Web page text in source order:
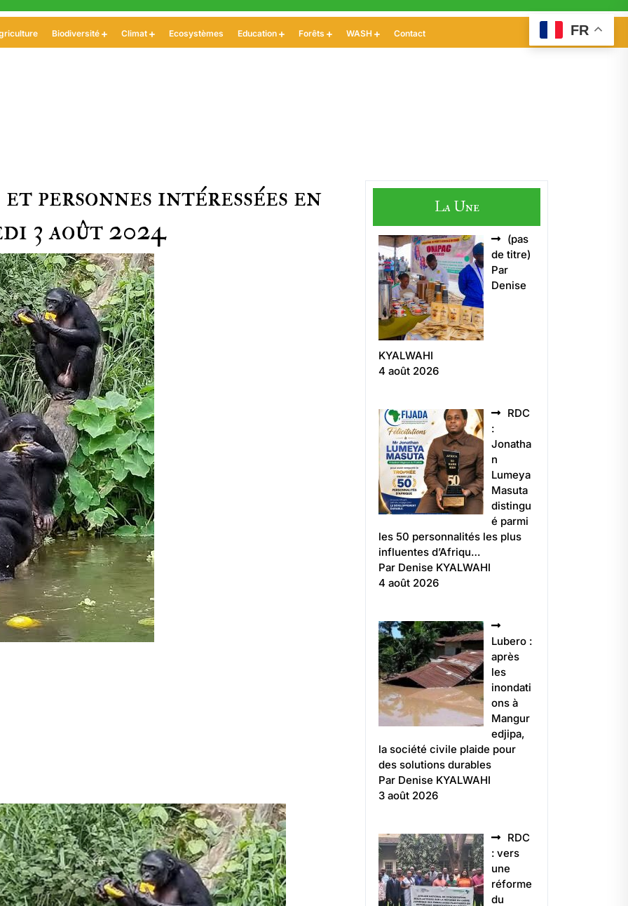
Biodiversité Climat Ecosystèmes Education Forêts WASH Contact
personnes intéressées en
3 août 2024
La Une
(pas
de titre)
Par
Denise
KYALWAHI
4 août 2026
RDC
:
Jonatha
n
Lumeya
Masuta
distingu
é parmi
les 50 personnalités les plus
influentes d’Afriqu…
Par Denise KYALWAHI
4 août 2026
Lubero :
après
les
inondati
ons à
Mangur
edjipa,
la société civile plaide pour
des solutions durables
Par Denise KYALWAHI
3 août 2026
RDC
: vers
une
réforme
du
FR